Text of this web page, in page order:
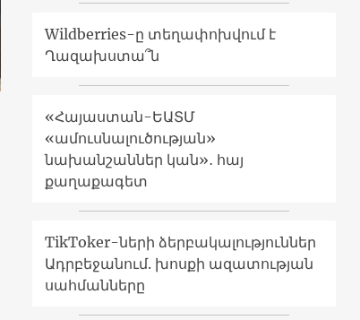
Wildberries-ը տեղափոխվում է
Ղազախստա՞ն
«Հայաստան-ԵԱՏՄ
«ամուսնալուծության»
նախանշաններ կան»․ հայ
քաղաքագետ
TikToker-ների ձերբակալություններ
Ադրբեջանում. խոսքի ազատության
սահմանները